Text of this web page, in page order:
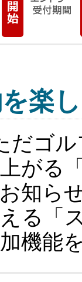
楽
だゴ
がる
知ら
る「
機能